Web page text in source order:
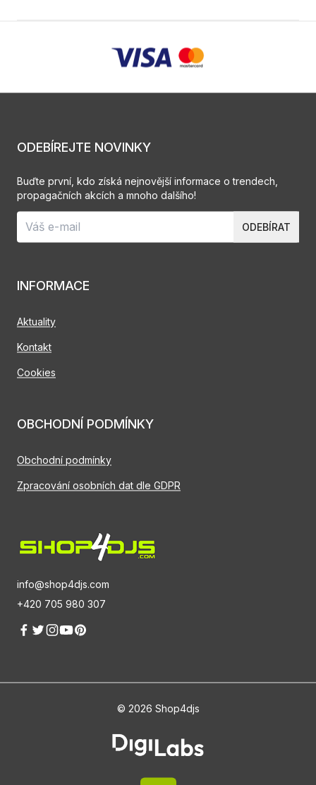
info@shop4djs.com
+420 705 980 307
INFORMACE
Aktuality
Kontakt
Cookies
OBCHODNÍ PODMÍNKY
Obchodní podmínky
Zpracování osobních dat dle GDPR
ODEBÍREJTE NOVINKY
Buďte první, kdo získá nejnovější informace o trendech,
propagačních akcích a mnoho dalšího!
ODEBÍRAT
© 2026 Shop4djs